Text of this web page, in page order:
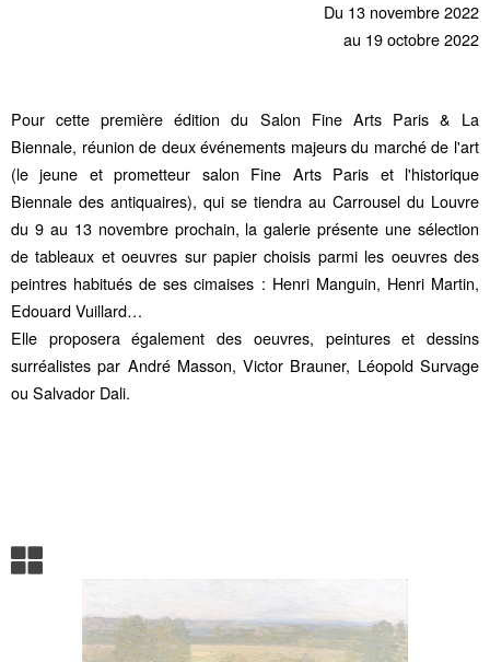
Du 13 novembre 2022
au 19 octobre 2022
Pour cette première édition du Salon Fine Arts Paris & La
Biennale, réunion de deux événements majeurs du marché de l'art
(le jeune et prometteur salon Fine Arts Paris et l'historique
Biennale des antiquaires), qui se tiendra au Carrousel du Louvre
du 9 au 13 novembre prochain, la galerie présente une sélection
de tableaux et oeuvres sur papier choisis parmi les oeuvres des
peintres habitués de ses cimaises : Henri Manguin, Henri Martin,
Edouard Vuillard…
Elle proposera également des oeuvres, peintures et dessins
surréalistes par André Masson, Victor Brauner, Léopold Survage
ou Salvador Dali.